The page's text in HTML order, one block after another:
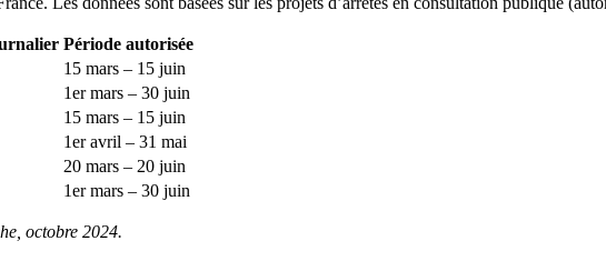
Période autorisée
15 mars – 15 juin
1er mars – 30 juin
15 mars – 15 juin
1er avril – 31 mai
20 mars – 20 juin
1er mars – 30 juin
octobre 2024.